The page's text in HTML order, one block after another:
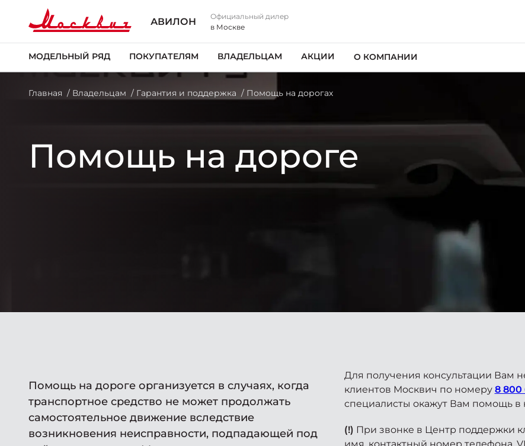
АВИЛОН
Официальный дилер
в Москве
МОДЕЛЬНЫЙ РЯД ПОКУПАТЕЛЯМ ВЛАДЕЛЬЦАМ АКЦИИ О КОМПАНИИ
Главная Владельцам Гарантия и поддержка Помощь на дорогах
Помощь на дороге
Помощь на дороге организуется в случаях, когда
транспортное средство не может продолжать
самостоятельное движение вследствие
возникновения неисправности, подпадающей под
Для получения консультации Вам
клиентов Москвич по номеру 8 800
специалисты окажут Вам помощь в
(!) При звонке в Центр поддержки